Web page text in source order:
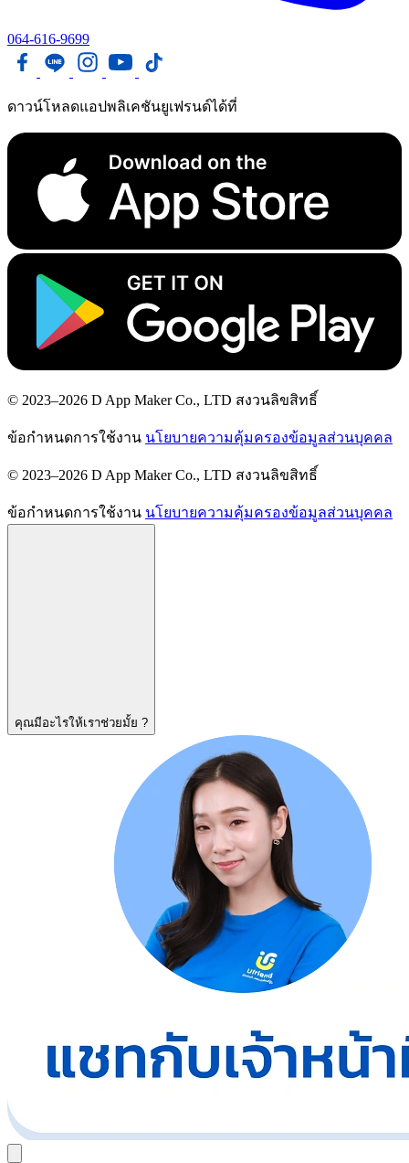
064-616-9699
ดาวน์โหลดแอปพลิเคชันยูเฟรนด์ได้ที่
© 2023–2026 D App Maker Co., LTD สงวนลิขสิทธิ์
ข้อกำหนดการใช้งาน นโยบายความคุ้มครองข้อมูลส่วนบุคคล
© 2023–2026 D App Maker Co., LTD สงวนลิขสิทธิ์
ข้อกำหนดการใช้งาน นโยบายความคุ้มครองข้อมูลส่วนบุคคล
คุณมีอะไรให้เราช่วยมั้ย ?